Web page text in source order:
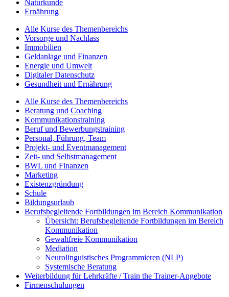
Naturkunde
Ernährung
Alle Kurse des Themenbereichs
Vorsorge und Nachlass
Immobilien
Geldanlage und Finanzen
Energie und Umwelt
Digitaler Datenschutz
Gesundheit und Ernährung
Alle Kurse des Themenbereichs
Beratung und Coaching
Kommunikationstraining
Beruf und Bewerbungstraining
Personal, Führung, Team
Projekt- und Eventmanagement
Zeit- und Selbstmanagement
BWL und Finanzen
Marketing
Existenzgründung
Schule
Bildungsurlaub
Berufsbegleitende Fortbildungen im Bereich Kommunikation
Übersicht: Berufsbegleitende Fortbildungen im Bereich
Kommunikation
Gewaltfreie Kommunikation
Mediation
Neurolinguistisches Programmieren (NLP)
Systemische Beratung
Weiterbildung für Lehrkräfte / Train the Trainer-Angebote
Firmenschulungen